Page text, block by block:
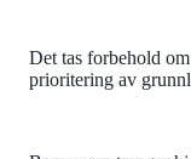
Det tas forbehold
prioritering av